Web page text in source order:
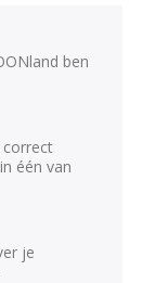
ben
correct
één van
je